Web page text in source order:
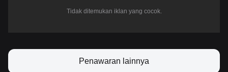
Tidak ditemukan iklan yang cocok.
Penawaran lainnya